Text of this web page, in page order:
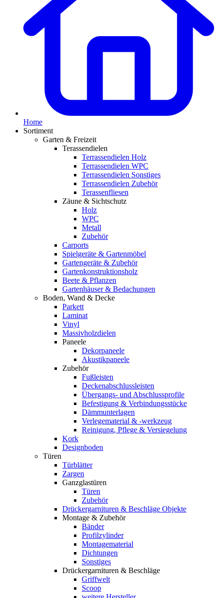
Home
Sortiment
Garten & Freizeit
Terassendielen
Terrassendielen Holz
Terrassendielen WPC
Terrassendielen Sonstiges
Terrassendielen Zubehör
Terassenfliesen
Zäune & Sichtschutz
Holz
WPC
Metall
Zubehör
Carports
Spielgeräte & Gartenmöbel
Gartengeräte & Zubehör
Gartenkonstruktionsholz
Beete & Pflanzen
Gartenhäuser & Bedachungen
Boden, Wand & Decke
Parkett
Laminat
Vinyl
Massivholzdielen
Paneele
Dekorpaneele
Akustikpaneele
Zubehör
Fußleisten
Deckenabschlussleisten
Übergangs- und Abschlussprofile
Befestigung & Verbindungsstücke
Dämmunterlagen
Verlegematerial & -werkzeug
Reinigung, Pflege & Versiegelung
Kork
Designboden
Türen
Türblätter
Zargen
Ganzglastüren
Türen
Zubehör
Drückergarnituren & Beschläge Objekte
Montage & Zubehör
Bänder
Profilzylinder
Montagematerial
Dichtungen
Sonstiges
Drückergarnituren & Beschläge
Griffwelt
Scoop